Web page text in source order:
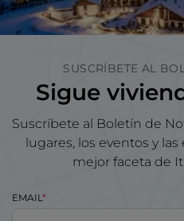
SUSCRÍBETE AL
Sigue
Suscríbete al Boletín de
lugares, los eventos y
mejor faceta de
EMAIL